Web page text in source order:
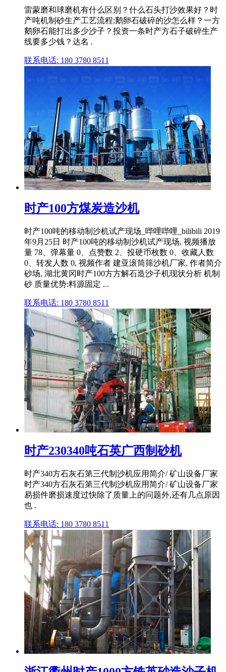
雷蒙磨和球磨机有什么区别？什么石头打沙效果好？时
产吨机制砂生产工艺流程;鹅卵石破碎的沙怎么样？一方
鹅卵石能打出多少沙子？投资一条时产方石子破碎生产
线要多少钱？达名 .
联系电话: 180 3780 8511
时产100方煤炭造沙机
时产100吨的移动制沙机试产现场_哔哩哔哩_bilibili 2019
年9月25日 时产100吨的移动制沙机试产现场, 视频播放
量 78、弹幕量 0、点赞数 2、投硬币枚数 0、收藏人数
0、转发人数 0, 视频作者 建亚滚筒筛沙机厂家, 作者简介
砂场, 湖北黄冈时产100方方解石造沙子机现状分析 机制
砂 质量优势:料源固定 ...
联系电话: 180 3780 8511
时产230340吨石英广西制砂机
时产340方石灰石第三代制沙机应用简介/ 矿山设备厂家
时产340方石灰石第三代制沙机应用简介/ 矿山设备厂家
易损件磨损速度过快除了质量上的问题外,还有几点原因
也 .
联系电话: 180 3780 8511